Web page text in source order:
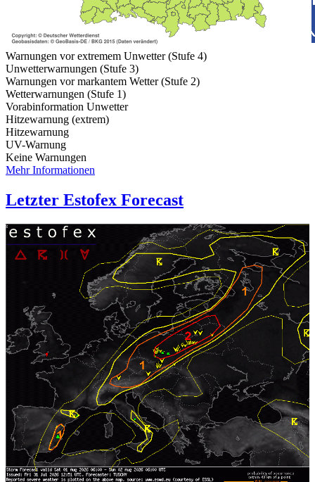
Warnungen vor extremem Unwetter (Stufe 4)
Unwetterwarnungen (Stufe 3)
Warnungen vor markantem Wetter (Stufe 2)
Wetterwarnungen (Stufe 1)
Vorabinformation Unwetter
Hitzewarnung (extrem)
Hitzewarnung
UV-Warnung
Keine Warnungen
Mehr Informationen
Letzter Estofex Forecast